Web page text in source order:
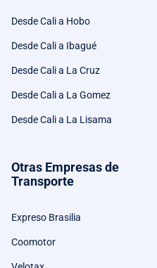
Desde Cali a Hobo
Desde Cali a Ibagué
Desde Cali a La Cruz
Desde Cali a La Gomez
Desde Cali a La Lisama
Otras Empresas de
Transporte
Expreso Brasilia
Coomotor